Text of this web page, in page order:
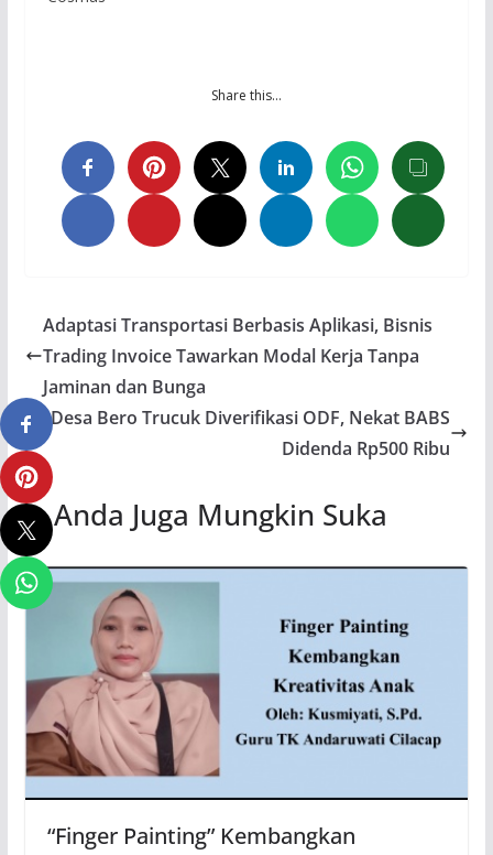
Share this…
Adaptasi Transportasi Berbasis Aplikasi, Bisnis
Trading Invoice Tawarkan Modal Kerja Tanpa
Jaminan dan Bunga
Desa Bero Trucuk Diverifikasi ODF, Nekat BABS
Didenda Rp500 Ribu
Anda Juga Mungkin Suka
“Finger Painting” Kembangkan